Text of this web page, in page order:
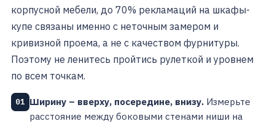
корпусной мебели, до 70% рекламаций на шкафы-
купе связаны именно с неточным замером и
кривизной проема, а не с качеством фурнитуры.
Поэтому не ленитесь пройтись рулеткой и уровнем
по всем точкам.
01 Ширину – вверху, посередине, внизу. Измерьте
расстояние между боковыми стенами ниши на